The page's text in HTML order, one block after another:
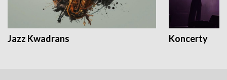
Jazz Kwadrans Koncerty